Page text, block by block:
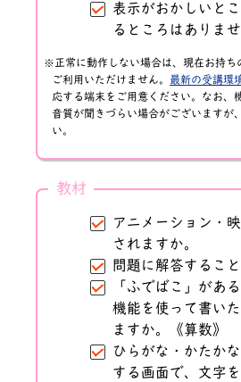
表示がおかしいと
るところはありませ
正常に動作しない場合は、現在お持ち
ご利用いただけません。 最新の受講環
応する端末をご用意ください。なお、
音質が聞きづらい場合がございますが
い。
教材
アニメーション・
されますか。
問題に解答するこ
「ふでばこ」があ
機能を使って書い
ますか。《算数》
ひらがな・かたか
する画面で、文字